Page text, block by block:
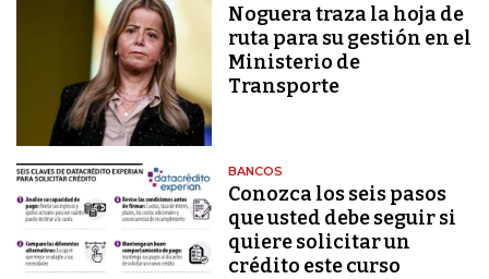
Noguera traza la hoja de
ruta para su gestión en el
Ministerio de
Transporte
BANCOS
Conozca los seis pasos
que usted debe seguir si
quiere solicitar un
crédito este curso